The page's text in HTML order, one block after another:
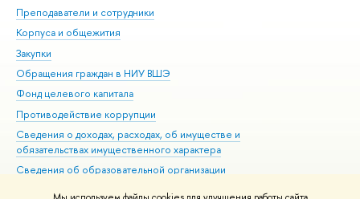
Преподаватели и сотрудники
Корпуса и общежития
Закупки
Обращения граждан в НИУ ВШЭ
Фонд целевого капитала
Противодействие коррупции
Сведения о доходах, расходах, об имуществе и
обязательствах имущественного характера
Сведения об образовательной организации
Людям с ограниченными возможностями здоровья